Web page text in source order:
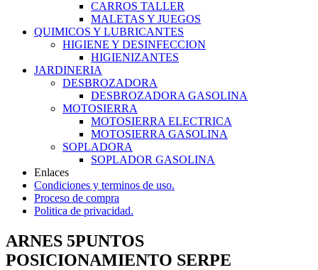
CARROS TALLER
MALETAS Y JUEGOS
QUIMICOS Y LUBRICANTES
HIGIENE Y DESINFECCION
HIGIENIZANTES
JARDINERIA
DESBROZADORA
DESBROZADORA GASOLINA
MOTOSIERRA
MOTOSIERRA ELECTRICA
MOTOSIERRA GASOLINA
SOPLADORA
SOPLADOR GASOLINA
Enlaces
Condiciones y terminos de uso.
Proceso de compra
Politica de privacidad.
ARNES 5PUNTOS
POSICIONAMIENTO SERPE